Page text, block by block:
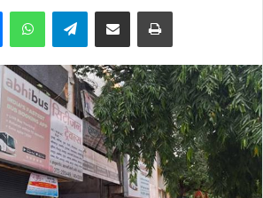
MessengerWhatsAppTelegramShare via Email Print